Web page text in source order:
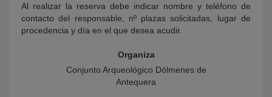
Al realizar la reserva debe indicar nombre y teléfono de
contacto del responsable, nº plazas solicitadas, lugar de
procedencia y día en el que desea acudir.
Organiza
Conjunto Arqueológico Dólmenes de
Antequera